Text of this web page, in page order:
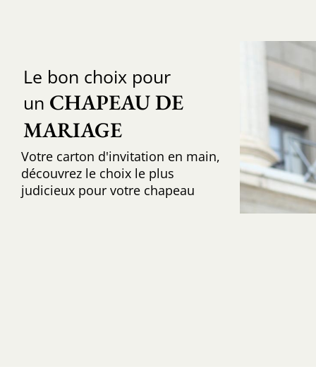
Le bon choix pour
un CHAPEAU DE
MARIAGE
Votre carton d'invitation en main,
découvrez le choix le plus
judicieux pour votre chapeau